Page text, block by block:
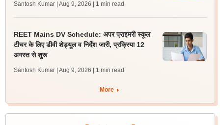
Santosh Kumar | Aug 9, 2026 | 1 min read
REET Mains DV Schedule: अपर प्राइमरी स्कूल
टीचर के लिए डीवी शेड्यूल व निर्देश जारी, प्रक्रिया 12
अगस्त से शुरू
Santosh Kumar | Aug 9, 2026 | 1 min read
More